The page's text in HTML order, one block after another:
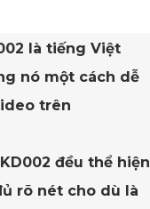
là tiếng Việt
nó một cách dễ
trên
đều thể hiện
rõ nét cho dù là